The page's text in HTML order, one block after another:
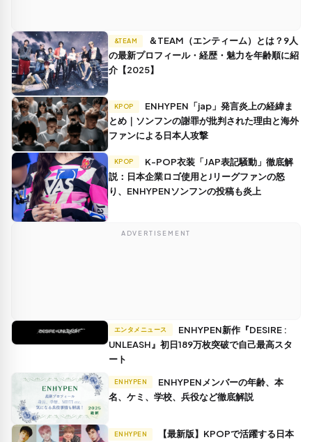
&TEAM
の最新プロフィール・経歴・魅力を年齢順に紹
介【2025】
KPOP
とめ｜ソンフンの謝罪が批判された理由と海外
ファンによる日本人攻撃
KPOP
説：日本企業ロゴ使用とJリーグファンの怒
り、ENHYPENソンフンの投稿も炎上
ADVERTISEMENT
エンタメニュース
UNLEASH』初日189万枚突破で自己最高スタ
ート
ENHYPEN
名、ケミ、学校、兵役など徹底解説
ENHYPEN